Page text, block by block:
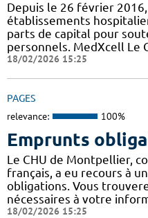
Depuis le 26 février
établissements
parts de capital pour
personnels. MedXcell Le
18/02/2026 15:25
PAGES
relevance: 100%
Emprunts
Le CHU de Montpellier,
français, a eu recours à
obligations. Vous
nécessaires à votre
18/02/2026 15:25